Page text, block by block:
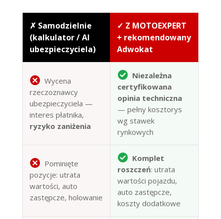
✗ Samodzielnie
(kalkulator / AI
ubezpieczyciela)
✓ Z MOTOEXPERT
+ rekomendowany
Adwokat
Wycena
rzeczoznawcy
ubezpieczyciela —
interes płatnika,
ryzyko zaniżenia
Niezależna
certyfikowana
opinia techniczna
— pełny kosztorys
wg stawek
rynkowych
Pominięte
pozycje: utrata
wartości, auto
zastępcze, holowanie
Komplet
roszczeń: utrata
wartości pojazdu,
auto zastępcze,
koszty dodatkowe